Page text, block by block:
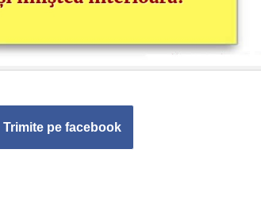
Trimite pe facebook